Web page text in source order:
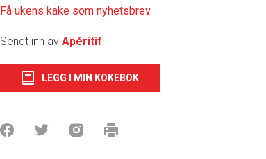
Få ukens kake som nyhetsbrev
Sendt inn av Apéritif
LEGG I MIN KOKEBOK